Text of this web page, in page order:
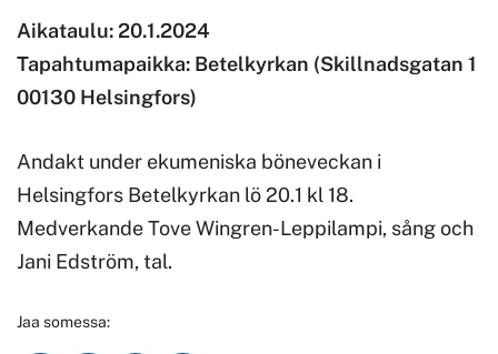
Aikataulu:20.1.2024
Tapahtumapaikka: Betelkyrkan (Skillnadsgatan 1
00130 Helsingfors)
Andakt under ekumeniska böneveckan i
Helsingfors Betelkyrkan lö 20.1 kl 18.
Medverkande Tove Wingren-Leppilampi, sång och
Jani Edström, tal.
Jaa somessa: